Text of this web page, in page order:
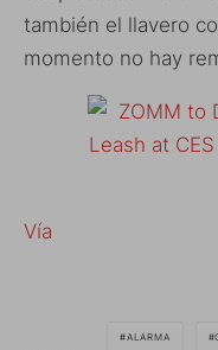
también el llavero
momento no hay
Vía
ALARMA